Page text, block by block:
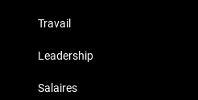
Travail
Leadership
Salaires